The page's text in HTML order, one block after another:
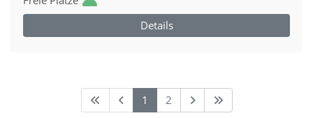
Details
1 2